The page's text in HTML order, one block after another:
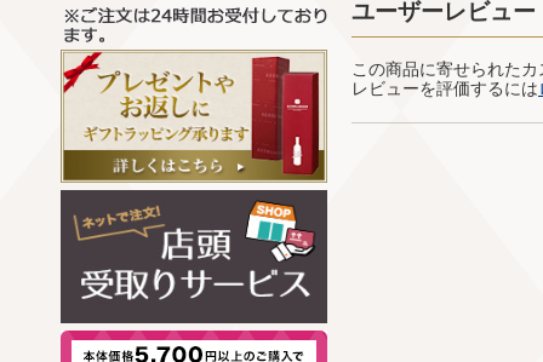
ユーザーレビュー
この商品に寄せられた
レビューを評価するには